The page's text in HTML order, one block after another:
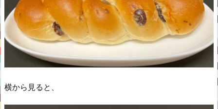
横から見ると、